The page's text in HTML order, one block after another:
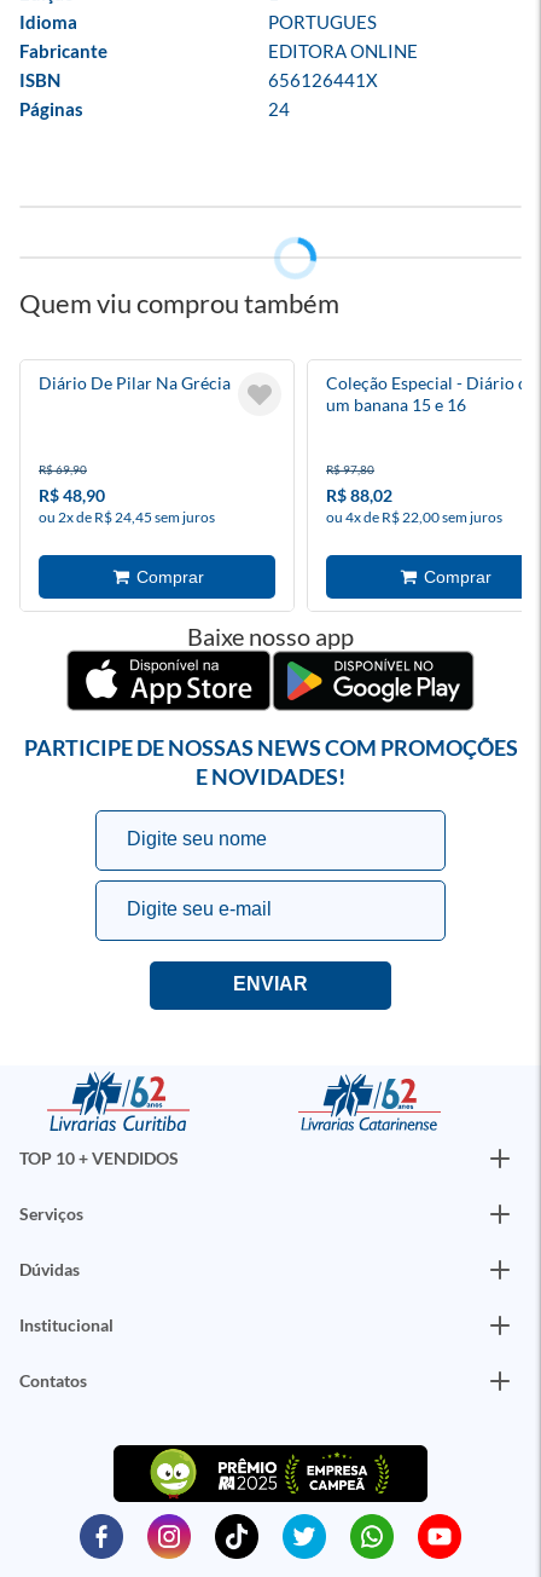
Idioma
PORTUGUES
Fabricante
EDITORA ONLINE
ISBN
656126441X
Páginas
24
Quem viu comprou também
Diário De Pilar Na Grécia
R$ 69,90
R$ 48,90
ou 2x de R$ 24,45 sem juros
Coleção Especial - Diário de
um banana 15 e 16
R$ 97,80
R$ 88,02
ou 4x de R$ 22,00 sem juros
Baixe nosso app
PARTICIPE DE NOSSAS NEWS COM PROMOÇÕES
E NOVIDADES!
TOP 10 + VENDIDOS
Serviços
Dúvidas
Institucional
Contatos